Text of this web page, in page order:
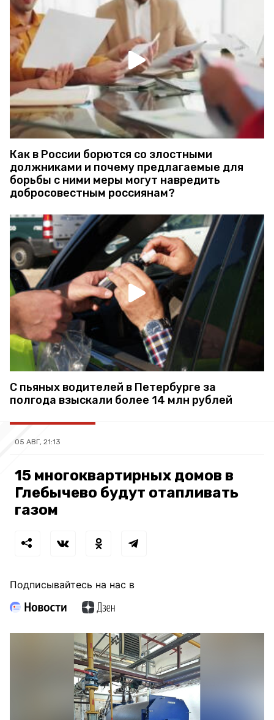
Как в России борются со злостными
должниками и почему предлагаемые для
борьбы с ними меры могут навредить
добросовестным россиянам?
С пьяных водителей в Петербурге за
полгода взыскали более 14 млн рублей
05 АВГ, 21:13
15 многоквартирных домов в
Глебычево будут отапливать
газом
Подписывайтесь на нас в